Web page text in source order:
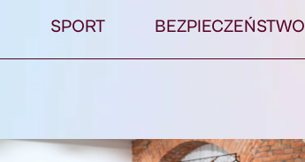
SPORT BEZPIECZEŃSTWO